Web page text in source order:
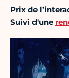
Prix de
Suivi d'une